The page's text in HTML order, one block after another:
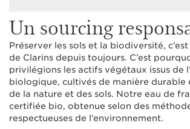
Un sourcing
Préserver les sols et la biodiversité,
de Clarins depuis toujours. C’est
privilégions les actifs végétaux issus de
biologique, cultivés de manière durable
de la nature et des sols. Notre eau de
certifiée bio, obtenue selon des
respectueuses de l’environnement.